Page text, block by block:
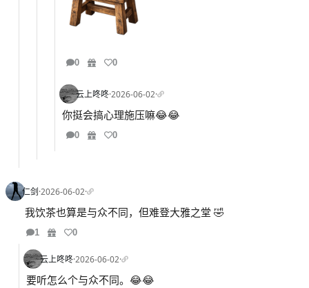
0 0
云上咚咚·2026-06-02·
你挺会搞心理施压嘛😂😂
0 0
仁剑·2026-06-02·
我饮茶也算是与众不同，但难登大雅之堂 🤣
1 0
云上咚咚·2026-06-02·
要听怎么个与众不同。😂😂